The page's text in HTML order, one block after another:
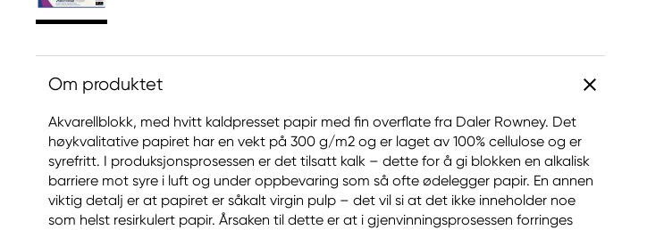
Om produktet
Akvarellblokk, med hvitt kaldpresset papir med fin overflate fra Daler Rowney. Det
høykvalitative papiret har en vekt på 300 g/m2 og er laget av 100% cellulose og er
syrefritt. I produksjonsprosessen er det tilsatt kalk – dette for å gi blokken en alkalisk
barriere mot syre i luft og under oppbevaring som så ofte ødelegger papir. En annen
viktig detalj er at papiret er såkalt virgin pulp – det vil si at det ikke inneholder noe
som helst resirkulert papir. Årsaken til dette er at i gjenvinningsprosessen forringes